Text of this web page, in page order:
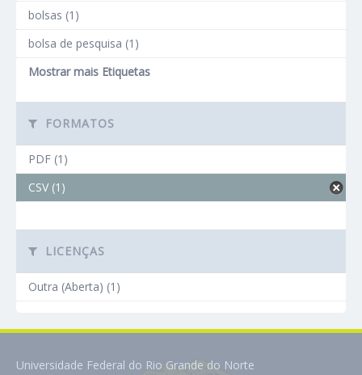
bolsas (1)
bolsa de pesquisa (1)
Mostrar mais Etiquetas
FORMATOS
PDF (1)
CSV (1)
LICENÇAS
Outra (Aberta) (1)
Universidade Federal do Rio Grande do Norte